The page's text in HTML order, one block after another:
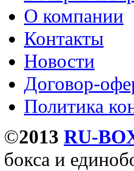
О компании
Контакты
Новости
Договор-
Политика
©2013 RU-
бокса и